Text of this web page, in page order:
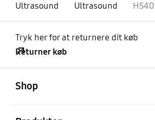
Ultrasound
Ultrasound HS40
Tryk her for at returnere dit køb
Returner køb
Shop